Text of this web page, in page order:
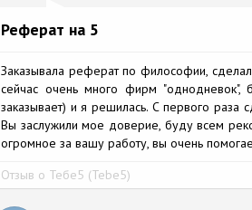
Реферат на 5
Заказывала реферат по философии,
сейчас очень много фирм "однодневок",
заказывает) и я решилась. С первого раза
Вы заслужили мое доверие, буду всем
огромное за вашу работу, вы очень
Отзыв о Тебе5 (Tebe5)